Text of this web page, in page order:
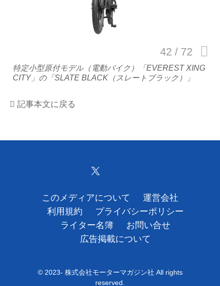
ライフスタイル
テクノロジー
運営会社
利用規約
お問い合せ
広告掲載について
特定小型原付モデル（電動バイク）「EVEREST XING
CITY」の「SLATE BLACK（スレートブラック）」
記事本文に戻る
このメディアについて
運営会社
利用規約
プライバシーポリシー
ライター名簿
お問い合せ
広告掲載について
© 2023- 株式会社モーターマガジン社 All rights
reserved.